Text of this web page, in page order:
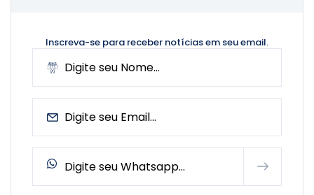
Inscreva-se para receber notíciasem seu email.